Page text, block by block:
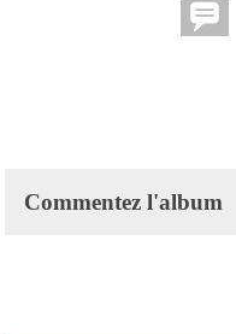
Commentez l'album